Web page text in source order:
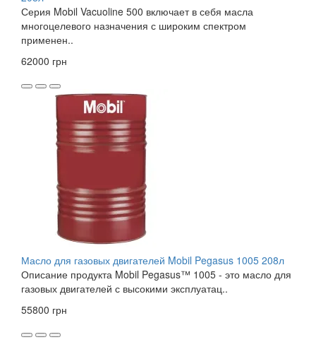
Серия Mobil Vacuoline 500 включает в себя масла
многоцелевого назначения с широким спектром
применен..
62000 грн
Масло для газовых двигателей Mobil Pegasus 1005 208л
Описание продукта Mobil Pegasus™ 1005 - это масло для
газовых двигателей с высокими эксплуатац..
55800 грн